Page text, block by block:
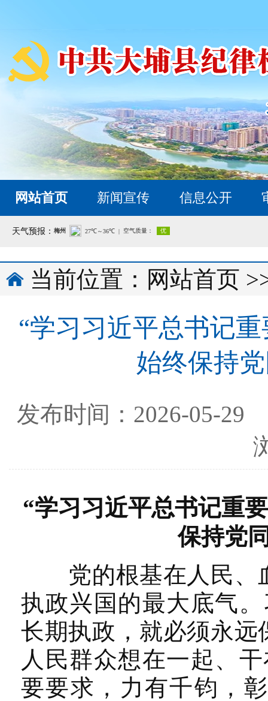
网站首页 新闻宣传 信息公开
天气预报：
当前位置： 网站首页
“学习习近平总书记
始终保持
发布时间：2026-
“学习习近平总书记重
保持党
党的根基在人民、
执政兴国的最大底气
长期执政，就必须永
人民群众想在一起、
要要求，力有千钧，